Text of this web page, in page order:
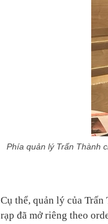
Phía quản lý Trấn Thành
Cụ thể, quản lý của
rạp đã mở riêng theo